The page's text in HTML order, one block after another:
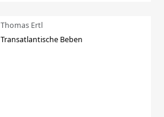
Thomas Ertl
Transatlantische Beben